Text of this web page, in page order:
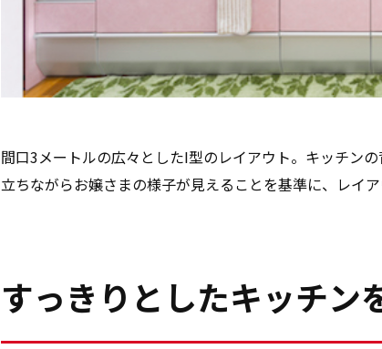
間口3メートルの広々としたI型のレイアウト。キッチン
立ちながらお嬢さまの様子が見えることを基準に、レイア
すっきりとしたキッチン